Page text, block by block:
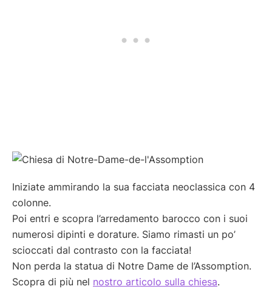
Iniziate ammirando la sua facciata neoclassica con 4
colonne.
Poi entri e scopra l’arredamento barocco con i suoi
numerosi dipinti e dorature. Siamo rimasti un po’
scioccati dal contrasto con la facciata!
Non perda la statua di Notre Dame de l’Assomption.
Scopra di più nel nostro articolo sulla chiesa.